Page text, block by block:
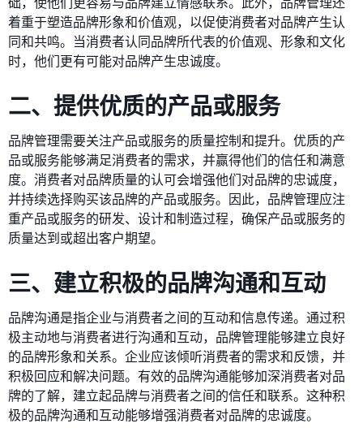
着重于塑造品牌形象和价值观，以促使消费者对品牌产生认
同和共鸣。当消费者认同品牌所代表的价值观、形象和文化
时，他们更有可能对品牌产生忠诚度。
二、提供优质的产品或服务
品牌管理需要关注产品或服务的质量控制和提升。优质的产
品或服务能够满足消费者的需求，并赢得他们的信任和满意
度。消费者对品牌质量的认可会增强他们对品牌的忠诚度，
并持续选择购买该品牌的产品或服务。因此，品牌管理应注
重产品或服务的研发、设计和制造过程，确保产品或服务的
质量达到或超出客户期望。
三、建立积极的品牌沟通和互动
品牌沟通是指企业与消费者之间的互动和信息传递。通过积
极主动地与消费者进行沟通和互动，品牌管理能够建立良好
的品牌形象和关系。企业应该倾听消费者的需求和反馈，并
积极回应和解决问题。有效的品牌沟通能够加深消费者对品
牌的了解，建立起品牌与消费者之间的信任和联系。这种积
极的品牌沟通和互动能够增强消费者对品牌的忠诚度。